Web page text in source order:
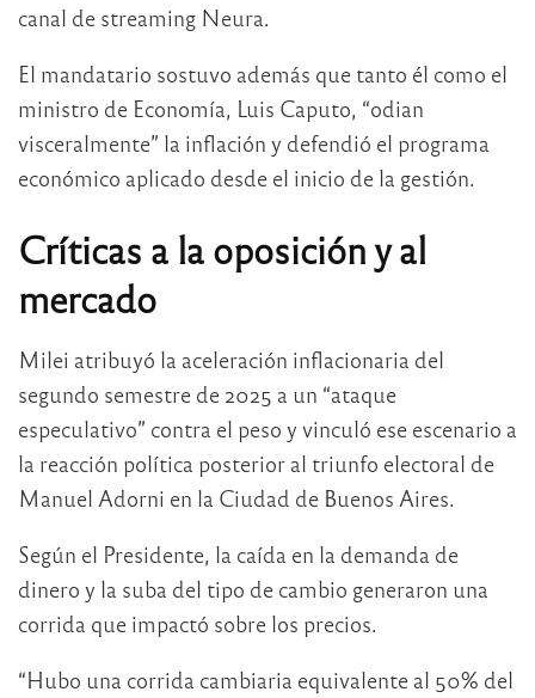
canal de streaming Neura.
El mandatario sostuvo además que tanto él como el
ministro de Economía, Luis Caputo, “odian
visceralmente” la inflación y defendió el programa
económico aplicado desde el inicio de la gestión.
Críticas a la oposición y al
mercado
Milei atribuyó la aceleración inflacionaria del
segundo semestre de 2025 a un “ataque
especulativo” contra el peso y vinculó ese escenario a
la reacción política posterior al triunfo electoral de
Manuel Adorni en la Ciudad de Buenos Aires.
Según el Presidente, la caída en la demanda de
dinero y la suba del tipo de cambio generaron una
corrida que impactó sobre los precios.
“Hubo una corrida cambiaria equivalente al 50% del